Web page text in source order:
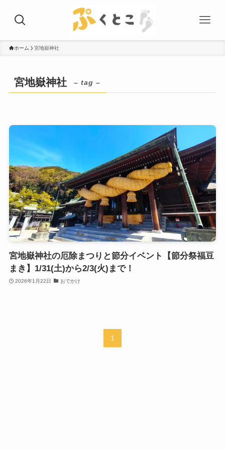
ホーム 宮地嶽神社
宮地嶽神社 – tag –
宮地嶽神社の厄除まつりと節分イベント【節分祭福豆
まき】1/31(土)から2/3(火)まで！
2026年1月22日 おでかけ
1